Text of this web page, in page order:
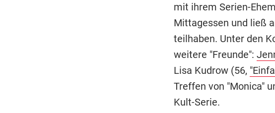
mit ihrem Serien-
Mittagessen und ließ
teilhaben. Unter den
weitere "Freunde":
Lisa Kudrow (56,
Treffen von "Monica"
Kult-Serie.